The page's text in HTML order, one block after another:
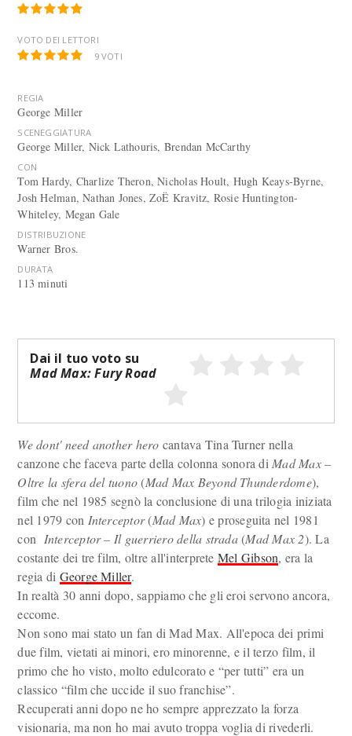
VOTO DEI LETTORI
9VOTI
REGIA
George Miller
SCENEGGIATURA
George Miller, Nick Lathouris, Brendan McCarthy
CON
Tom Hardy, Charlize Theron, Nicholas Hoult, Hugh Keays-Byrne,
Josh Helman, Nathan Jones, ZoË Kravitz, Rosie Huntington-
Whiteley, Megan Gale
DISTRIBUZIONE
Warner Bros.
DURATA
113 minuti
Dai il tuo voto su
Mad Max: Fury Road
We dont' need another hero cantava Tina Turner nella
canzone che faceva parte della colonna sonora di Mad Max –
Oltre la sfera del tuono(Mad Max Beyond Thunderdome),
film che nel 1985 segnò la conclusione di una trilogia iniziata
nel 1979 con Interceptor(Mad Max) e proseguita nel 1981
con Interceptor – Il guerriero della strada(Mad Max 2). La
costante dei tre film, oltre all'interprete Mel Gibson, era la
regia di George Miller.
In realtà 30 anni dopo, sappiamo che gli eroi servono ancora,
eccome.
Non sono mai stato un fan di Mad Max. All'epoca dei primi
due film, vietati ai minori, ero minorenne, e il terzo film, il
primo che ho visto, molto edulcorato e “per tutti” era un
classico “film che uccide il suo franchise”.
Recuperati anni dopo ne ho sempre apprezzato la forza
visionaria, ma non ho mai avuto troppa voglia di rivederli.